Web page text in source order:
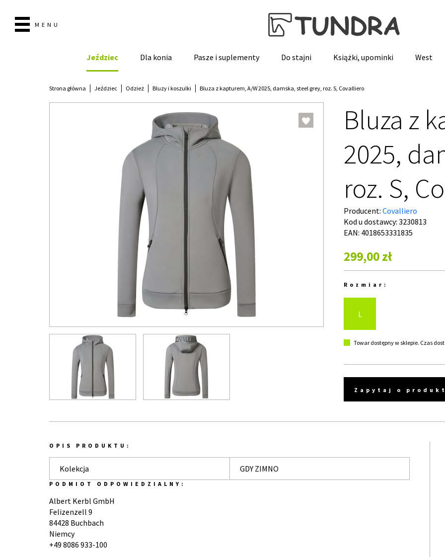
MENU
Jeździec Dla konia Pasze i suplementy Do stajni Książki, upominki West
Strona główna Jeździec Odzież Bluzy i koszulki Bluza z kapturem, A/W 2025, damska, steel grey, roz. S, Covalliero
Bluza z
2025,
roz. S,
Producent: Covalliero
Kod u dostawcy: 3230813
EAN: 4018653331835
299,00 zł
Rozmiar:
L
Towar dostępny w sklepie. Czas
Zapytaj o
OPIS PRODUKTU:
Kolekcja GDY ZIMNO
PODMIOT ODPOWIEDZIALNY:
Albert Kerbl GmbH
Felizenzell 9
84428 Buchbach
Niemcy
+49 8086 933-100